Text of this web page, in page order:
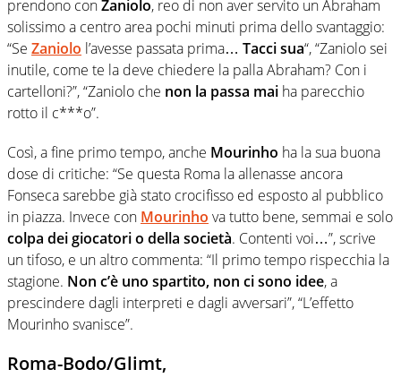
prendono conZaniolo, reo di non aver servito un Abraham
solissimo a centro area pochi minuti prima dello svantaggio:
“Se Zaniolo l’avesse passata prima… Tacci sua“, “Zaniolo sei
inutile, come te la deve chiedere la palla Abraham? Con i
cartelloni?”, “Zaniolo che non la passa mai ha parecchio
rotto il c***o”.
Così, a fine primo tempo, anche Mourinho ha la sua buona
dose di critiche: “Se questa Roma la allenasse ancora
Fonseca sarebbe già stato crocifisso ed esposto al pubblico
in piazza. Invece con Mourinho va tutto bene, semmai e solo
colpa dei giocatori o della società. Contenti voi…”, scrive
un tifoso, e un altro commenta: “Il primo tempo rispecchia la
stagione. Non c’è uno spartito, non ci sono idee, a
prescindere dagli interpreti e dagli avversari”, “L’effetto
Mourinho svanisce”.
Roma-Bodo/Glimt,